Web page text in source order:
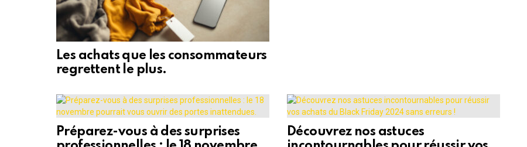
Les achats que les consommateurs
regrettent le plus.
Préparez-vous à des surprises
Découvrez nos astuces